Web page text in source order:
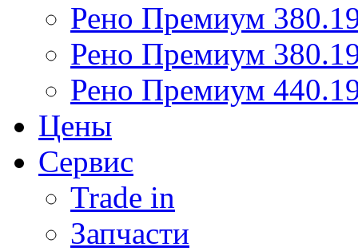
Рено Премиум
Рено Премиум
Рено Премиум
Цены
Сервис
Trade in
Запчасти